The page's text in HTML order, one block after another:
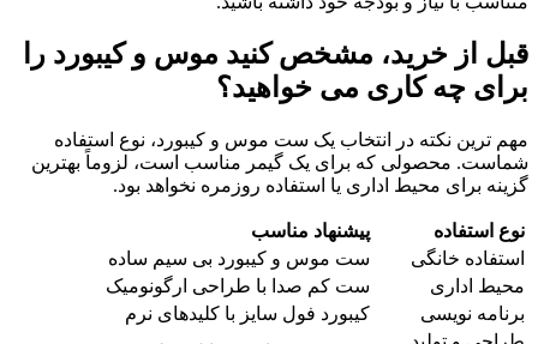
قبل از خرید، مشخص کنید موس و کیبورد را
برای چه کاری می خواهید؟
مهم ترین نکته در انتخاب یک ست موس و کیبورد، نوع استفاده
شماست. محصولی که برای یک گیمر مناسب است، لزوماً بهترین
گزینه برای محیط اداری یا استفاده روزمره نخواهد بود.
نوع استفاده
پیشنهاد مناسب
استفاده خانگی
ست موس و کیبورد بی سیم ساده
محیط اداری
ست کم صدا با طراحی ارگونومیک
برنامه نویسی
کیبورد فول سایز با کلیدهای نرم